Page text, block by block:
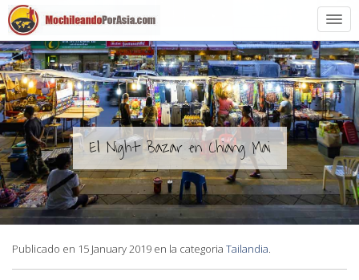
Preparación
Países de Asia
Rutas de mochileros
Vuelos a Asia
Blogs
Guías
El Night Bazar en Chiang Mai
Publicado en 15 January 2019 en la categoria Tailandia.